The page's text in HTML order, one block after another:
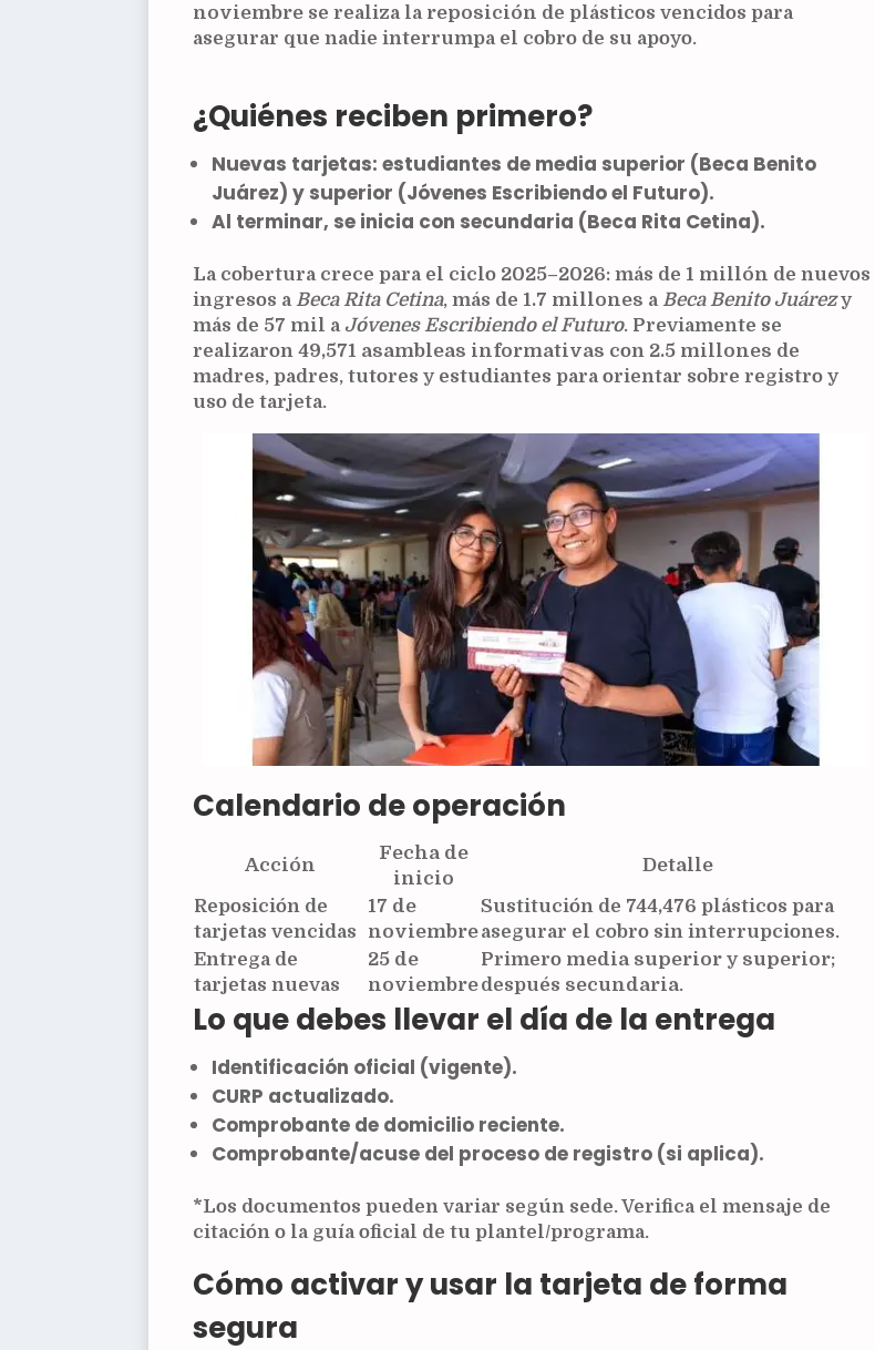
noviembre se realiza la reposición de plásticos vencidos para
asegurar que nadie interrumpa el cobro de su apoyo.
¿Quiénes reciben primero?
Nuevas tarjetas: estudiantes de media superior (Beca Benito
Juárez) y superior (Jóvenes Escribiendo el Futuro).
Al terminar, se inicia con secundaria (Beca Rita Cetina).
La cobertura crece para el ciclo 2025–2026: más de 1 millón de nuevos
ingresos a Beca Rita Cetina, más de 1.7 millones a Beca Benito Juárezy
más de 57 mil a Jóvenes Escribiendo el Futuro. Previamente se
realizaron49,571 asambleas informativas con 2.5 millones de
madres, padres, tutores y estudiantes para orientar sobre registro y
uso de tarjeta.
Calendario de operación
Acción
Fecha de
inicio
Detalle
Reposición de
tarjetas vencidas
17 de
noviembre
Sustitución de 744,476 plásticos para
asegurar el cobro sin interrupciones.
Entrega de
tarjetas nuevas
25 de
noviembre
Primero media superior y superior;
después secundaria.
Lo que debes llevar el día de la entrega
Identificación oficial (vigente).
CURP actualizado.
Comprobante de domicilio reciente.
Comprobante/acuse del proceso de registro (si aplica).
*Los documentos pueden variar según sede. Verifica el mensaje de
citación o la guía oficial de tu plantel/programa.
Cómo activar y usar la tarjeta de forma
segura